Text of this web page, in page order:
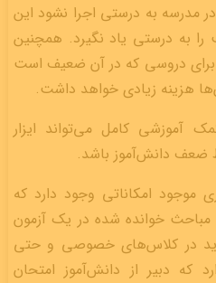
مدرسه به درستی اجرا نشود این
را به درستی یاد نگیرد. همچنین
برای دروسی که در آن ضعیف است
هزینه زیادی خواهد داشت.
آموزشی کامل می‌تواند ایزار
ضعف دانش‌آموز باشد.
موجود امکاناتی وجود دارد که
مباحث خوانده شده در یک آزمون
در کلاس‌های خصوصی و حتی
که دبیر از دانش‌آموز امتحان